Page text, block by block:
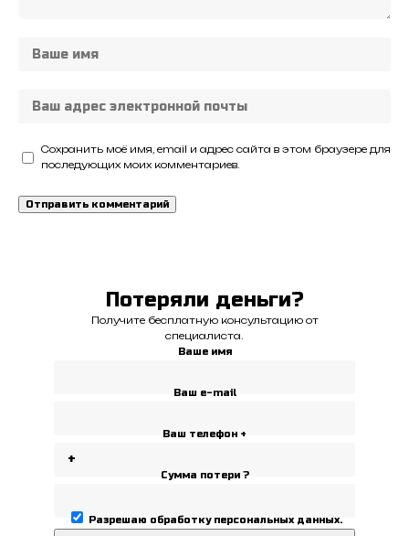
Сохранить моё имя, email и адрес сайта в этом браузере для
последующих моих комментариев.
Потеряли деньги?
Получите бесплатную консультацию от
специалиста.
Ваше имя
Ваш e-mail
Ваш телефон +
Сумма потери ?
Разрешаю обработку персональных данных.